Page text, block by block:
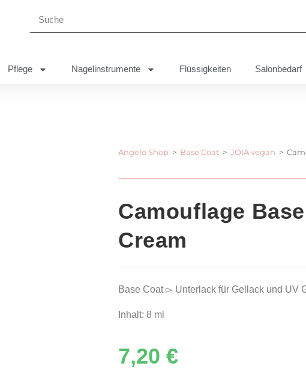
Pflege Nagelinstrumente Flüssigkeiten Salonbedarf
Angelo Shop > Base Coat > JOIA vegan >
Camouflage
Cream
Base Coat ▻ Unterlack für Gellack und UV
Inhalt: 8 ml
7,20 €